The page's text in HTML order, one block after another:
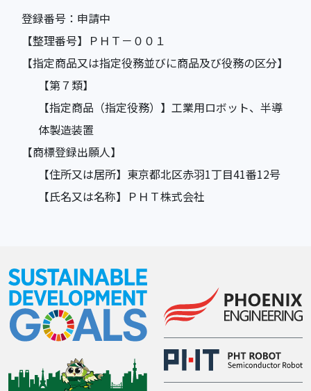
登録番号：申請中
【整理番号】ＰＨＴ－００１
【指定商品又は指定役務並びに商品及び役務の区分】
【第７類】
【指定商品（指定役務）】工業用ロボット、半導
体製造装置
【商標登録出願人】
【住所又は居所】東京都北区赤羽1丁目41番12号
【氏名又は名称】ＰＨＴ株式会社